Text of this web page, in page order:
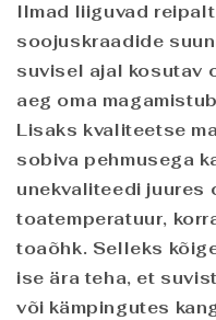
Ilmad liiguvad
soojuskraadide
suvisel ajal kosutav
aeg oma
Lisaks kvaliteetse
sobiva pehmusega
unekvaliteedi juures
toatemperatuur,
toaõhk. Selleks
ise ära teha, et
või kämpingutes